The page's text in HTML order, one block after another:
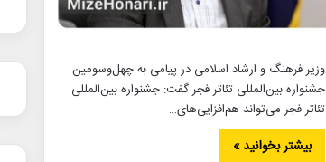
وزیر فرهنگ و ارشاد اسلامی در پیامی به چهل‌وسومین
جشنواره بین‌المللی تئاتر فجر گفت: جشنواره بین‌المللی
تئاتر فجر می‌تواند هم‌افزایی‌های…
بیشتر بخوانید »